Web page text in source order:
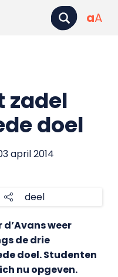
aA
zadel
doel
april 2014
deel
weer
de drie
doel. Studenten
nu opgeven.